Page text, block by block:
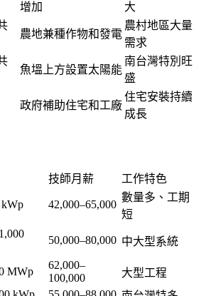
增加
大
農地兼種作物和發電
農村地區大量
需求
魚塭上方設置太陽能
南台灣特別旺
盛
政府補助住宅和工廠
住宅安裝持續
成長
技師月薪 工作特色
kWp 42,000–65,000
數量多、工期
短
50,000–80,000 中大型系統
MWp
62,000–
100,000
大型工程